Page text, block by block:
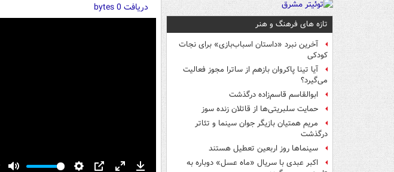
تازه های فرهنگ و هنر
آخرین نبرد «داستان اسباب‌بازی» برای نجات
کودکی
آیا تینا پاکروان بازهم از ساترا مجوز فعالیت
می‌گیرد؟
ابوالقاسم قاسم‌زاده درگذشت
حمایت سلبریتی‌ها از قاتلان زنده سوز
مریم همتیان بازیگر جوان سینما و تئاتر
درگذشت
سینماها روز اربعین تعطیل هستند
اکبر عبدی با سریال «ماه عسل» دوباره به
fullscreen
دریافت 0 bytes